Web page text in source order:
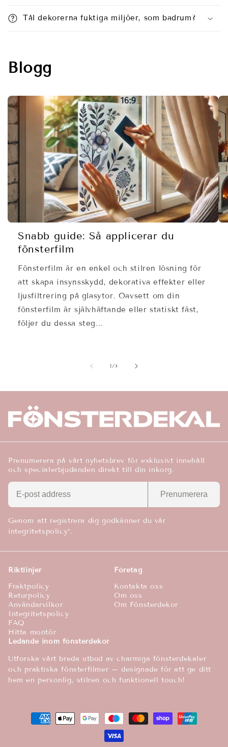
Tål dekorerna fuktiga miljöer, som badrum?
Blogg
Snabb guide: Så applicerar du
fönsterfilm
Fönsterfilm är en enkel och stilren lösning för
att skapa insynsskydd, dekorativa effekter eller
ljusfiltrering på glasytor. Oavsett om din
fönsterfilm är självhäftande eller statiskt fäst,
följer du dessa steg...
1/av
3
Prenumerera på vårt nyhetsbrev för exklusivt innehåll
och specialerbjudanden direkt till din inkorg.
Prenumerera
Genom att registrera dig godkänner du vår
integritetspolicy*.
Riktlinjer
Fraktpolicy
Returpolicy
Användarvilkor
Integritetspolicy
FAQ
Hitta montör
Företag
Kontakta oss
Om oss
Om Fönsterdekor
Ledande inom fönsterdekor
Utforska vårt breda utbud av charmiga fönsterdekaler
och praktiska fönsterfilmer – designade för att ge ditt
hem en personlig, stilren och funktionell touch!
Betalningsmetoder